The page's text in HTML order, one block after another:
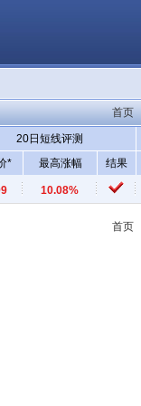
首页
20日短线评测
*
最高涨幅 结果
10.08%
首页